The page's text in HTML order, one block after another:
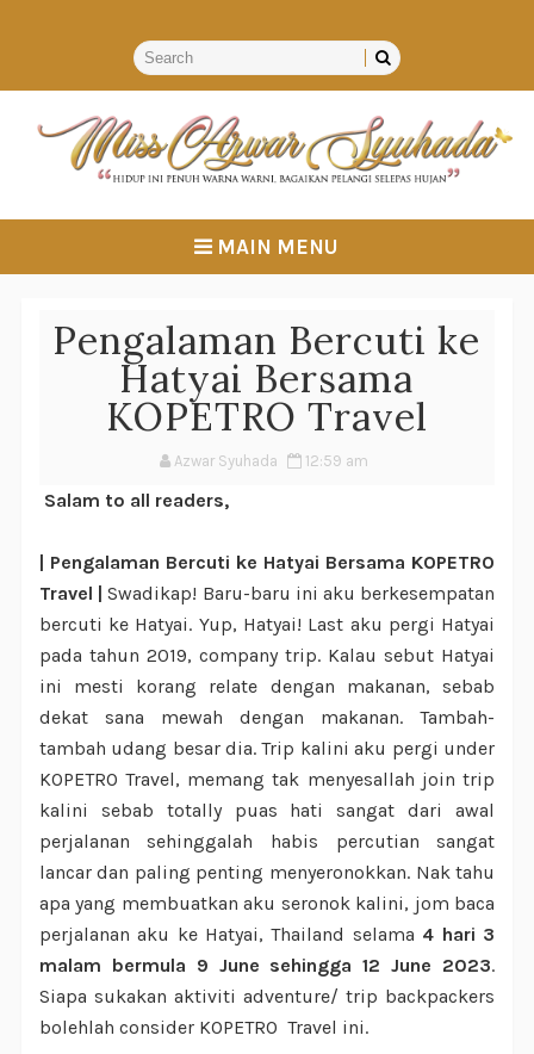
MAIN MENU
Pengalaman Bercuti ke
Hatyai Bersama
KOPETRO Travel
Azwar Syuhada 12:59 am
Salam to all readers,
| Pengalaman Bercuti ke Hatyai Bersama KOPETRO
Travel | Swadikap! Baru-baru ini aku berkesempatan
bercuti ke Hatyai. Yup, Hatyai! Last aku pergi Hatyai
pada tahun 2019, company trip. Kalau sebut Hatyai
ini mesti korang relate dengan makanan, sebab
dekat sana mewah dengan makanan. Tambah-
tambah udang besar dia. Trip kalini aku pergi under
KOPETRO Travel, memang tak menyesallah join trip
kalini sebab totally puas hati sangat dari awal
perjalanan sehinggalah habis percutian sangat
lancar dan paling penting menyeronokkan. Nak tahu
apa yang membuatkan aku seronok kalini, jom baca
perjalanan aku ke Hatyai, Thailand selama 4 hari 3
malam bermula 9 June sehingga 12 June 2023.
Siapa sukakan aktiviti adventure/ trip backpackers
bolehlah consider KOPETRO Travel ini.